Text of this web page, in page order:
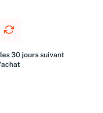
30 jours suivant